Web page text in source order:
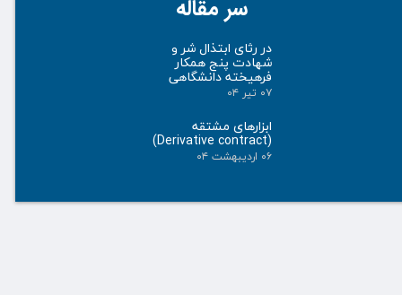
سر مقاله
در رثای ابتذال شر و
شهادت پنج همکار
فرهیخته دانشگاهی
۰۷ تیر ۰۴
ابزارهای مشتقه
(Derivative contract)
۰۶ اردیبهشت ۰۴